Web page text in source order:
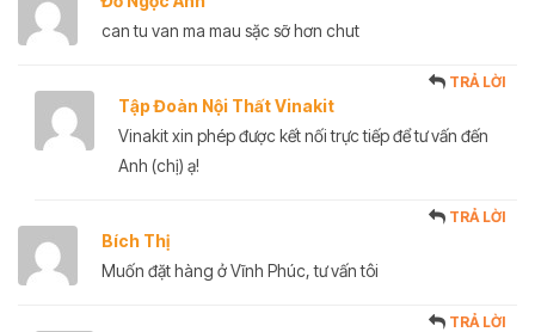
can tu van ma mau sặc sỡ hơn chut
Tập Đoàn Nội Thất Vinakit
TRẢ LỜI
Vinakit xin phép được kết nối trực tiếp để tư vấn đến
Anh (chị) ạ!
Bích Thị
TRẢ LỜI
Muốn đặt hàng ở Vĩnh Phúc, tư vấn tôi
TRẢ LỜI